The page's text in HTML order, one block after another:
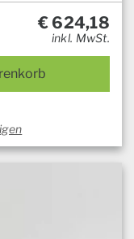
€624,18
inkl. MwSt.